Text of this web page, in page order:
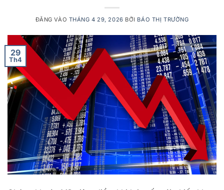
ĐĂNG VÀO THÁNG 4 29, 2026 BỞI BÁO THỊ TRƯỜNG
29
Th4